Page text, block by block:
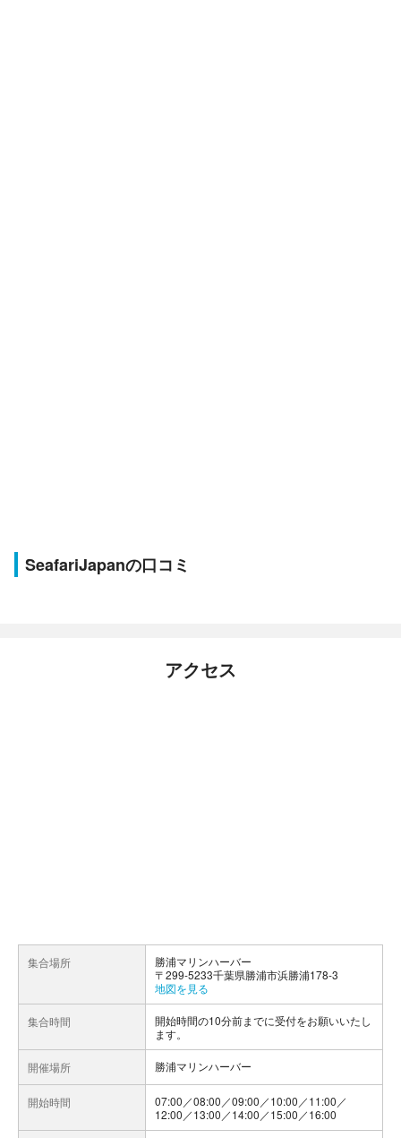
SeafariJapanの口コミ
アクセス
集合場所
勝浦マリンハーバー
〒299-5233千葉県勝浦市浜勝浦178-3
地図を見る
集合時間
開始時間の10分前までに受付をお願いいたし
ます。
開催場所 勝浦マリンハーバー
開始時間
07:00／08:00／09:00／10:00／11:00／
12:00／13:00／14:00／15:00／16:00